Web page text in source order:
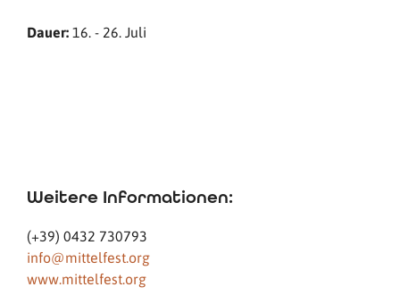
Dauer:16. - 26. Juli
Weitere Informationen:
(+39) 0432 730793
info@mittelfest.org
www.mittelfest.org